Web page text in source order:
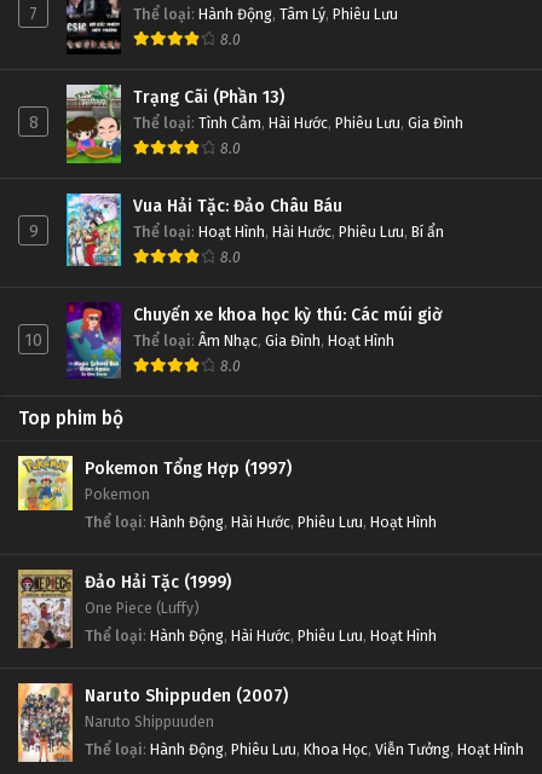
7 Thể loại: Hành Động, Tâm Lý, Phiêu Lưu
8.0
8
Trạng Cãi (Phần 13)
Thể loại: Tình Cảm, Hài Hước, Phiêu Lưu, Gia Đình
8.0
9
Vua Hải Tặc: Đảo Châu Báu
Thể loại: Hoạt Hình, Hài Hước, Phiêu Lưu, Bí ẩn
8.0
10
Chuyến xe khoa học kỳ thú: Các múi giờ
Thể loại: Âm Nhạc, Gia Đình, Hoạt Hình
8.0
Top phim bộ
Pokemon Tổng Hợp (1997)
Pokemon
Thể loại: Hành Động, Hài Hước, Phiêu Lưu, Hoạt Hình
Đảo Hải Tặc (1999)
One Piece (Luffy)
Thể loại: Hành Động, Hài Hước, Phiêu Lưu, Hoạt Hình
Naruto Shippuden (2007)
Naruto Shippuuden
Thể loại: Hành Động, Phiêu Lưu, Khoa Học, Viễn Tưởng, Hoạt Hình